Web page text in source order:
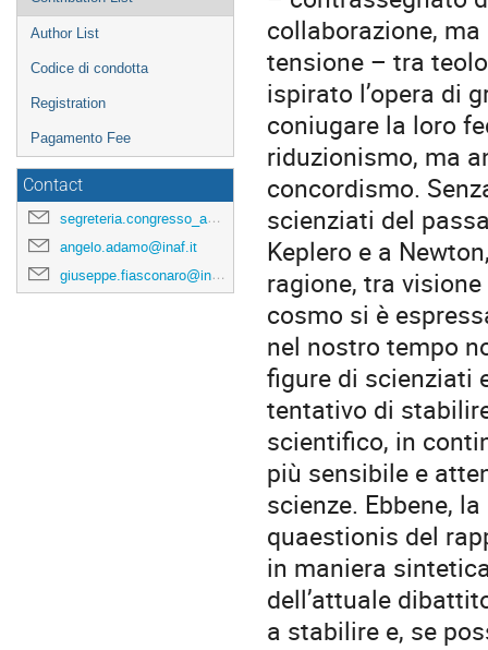
Author List
Codice di condotta
Registration
Pagamento Fee
Contact
segreteria.congresso_asculta@ifc.inaf.it
angelo.adamo@inaf.it
giuseppe.fiasconaro@inaf.it
collaborazione,
tensione – tra
ispirato l’opera di
coniugare la loro
riduzionismo, ma
concordismo.
scienziati del
Keplero e a
ragione, tra
cosmo si è
nel nostro tempo
figure di scienziati
tentativo di
scientifico, in
più sensibile e
scienze. Ebbene,
quaestionis del
in maniera
dell’attuale
a stabilire e, se